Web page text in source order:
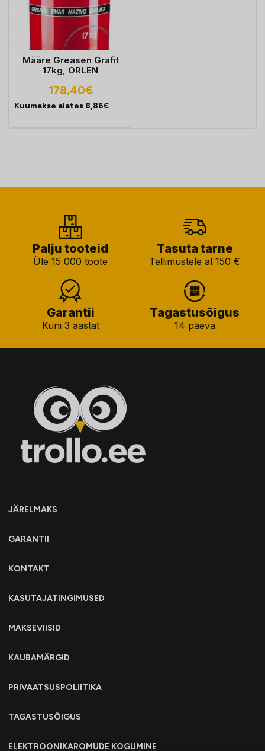
Määre Greasen Grafit
17kg, ORLEN
178,40€
Kuumakse alates 8,86€
Palju tooteid
Üle 15 000 toote
Tasuta tarne
Tellimustele al 150 €
Garantii
Kuni 3 aastat
Tagastusõigus
14 päeva
JÄRELMAKS
GARANTII
KONTAKT
KASUTAJATINGIMUSED
MAKSEVIISID
KAUBAMÄRGID
PRIVAATSUSPOLIITIKA
TAGASTUSÕIGUS
ELEKTROONIKAROMUDE KOGUMINE